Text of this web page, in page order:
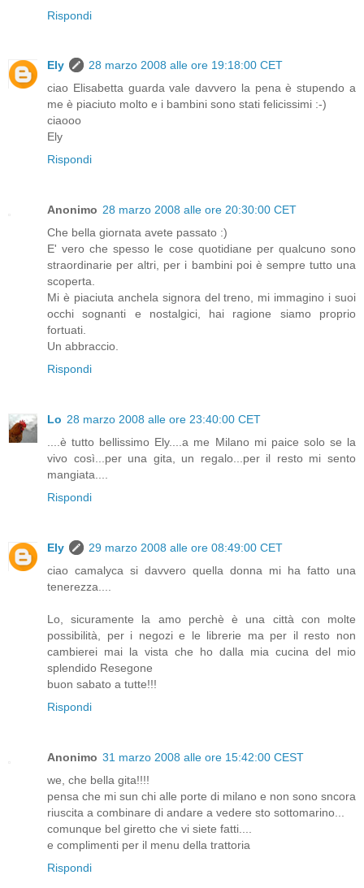
Rispondi
Ely
28 marzo 2008 alle ore 19:18:00 CET
ciao Elisabetta guarda vale davvero la pena è stupendo a
me è piaciuto molto e i bambini sono stati felicissimi :-)
ciaooo
Ely
Rispondi
Anonimo 28 marzo 2008 alle ore 20:30:00 CET
Che bella giornata avete passato :)
E' vero che spesso le cose quotidiane per qualcuno sono
straordinarie per altri, per i bambini poi è sempre tutto una
scoperta.
Mi è piaciuta anchela signora del treno, mi immagino i suoi
occhi sognanti e nostalgici, hai ragione siamo proprio
fortuati.
Un abbraccio.
Rispondi
Lo 28 marzo 2008 alle ore 23:40:00 CET
....è tutto bellissimo Ely....a me Milano mi paice solo se la
vivo così...per una gita, un regalo...per il resto mi sento
mangiata....
Rispondi
Ely
29 marzo 2008 alle ore 08:49:00 CET
ciao camalyca si davvero quella donna mi ha fatto una
tenerezza....
Lo, sicuramente la amo perchè è una città con molte
possibilità, per i negozi e le librerie ma per il resto non
cambierei mai la vista che ho dalla mia cucina del mio
splendido Resegone
buon sabato a tutte!!!
Rispondi
Anonimo 31 marzo 2008 alle ore 15:42:00 CEST
we, che bella gita!!!!
pensa che mi sun chi alle porte di milano e non sono sncora
riuscita a combinare di andare a vedere sto sottomarino...
comunque bel giretto che vi siete fatti....
e complimenti per il menu della trattoria
Rispondi